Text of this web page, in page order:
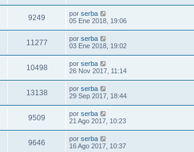
9249 por serba
05 Ene 2018, 19:06
11277 por serba
03 Ene 2018, 19:02
10498 por serba
26 Nov 2017, 11:14
13138 por serba
29 Sep 2017, 18:44
9509 por serba
21 Ago 2017, 10:23
9646 por serba
16 Ago 2017, 10:37